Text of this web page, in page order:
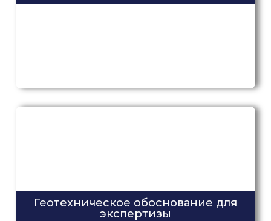
Геотехническое обоснование для
экспертизы